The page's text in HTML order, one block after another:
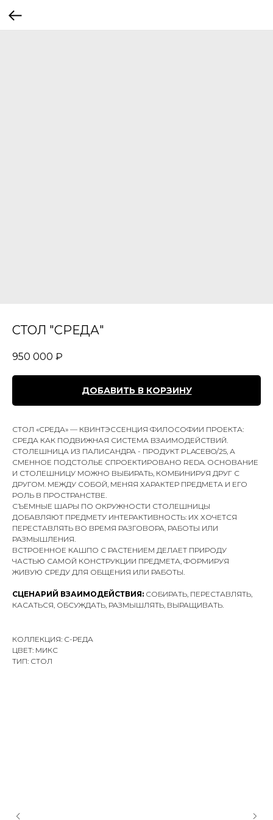
СТОЛ "СРЕДА"
950 000 ₽
ДОБАВИТЬ В КОРЗИНУ
СТОЛ «СРЕДА» — КВИНТЭССЕНЦИЯ ФИЛОСОФИИ ПРОЕКТА:
СРЕДА КАК ПОДВИЖНАЯ СИСТЕМА ВЗАИМОДЕЙСТВИЙ.
СТОЛЕШНИЦА ИЗ ПАЛИСАНДРА - ПРОДУКТ PLACEBO/25, А
СМЕННОЕ ПОДСТОЛЬЕ СПРОЕКТИРОВАНО REDA. ОСНОВАНИЕ
И СТОЛЕШНИЦУ МОЖНО ВЫБИРАТЬ, КОМБИНИРУЯ ДРУГ С
ДРУГОМ. МЕЖДУ СОБОЙ, МЕНЯЯ ХАРАКТЕР ПРЕДМЕТА И ЕГО
РОЛЬ В ПРОСТРАНСТВЕ.
СЪЕМНЫЕ ШАРЫ ПО ОКРУЖНОСТИ СТОЛЕШНИЦЫ
ДОБАВЛЯЮТ ПРЕДМЕТУ ИНТЕРАКТИВНОСТЬ: ИХ ХОЧЕТСЯ
ПЕРЕСТАВЛЯТЬ ВО ВРЕМЯ РАЗГОВОРА, РАБОТЫ ИЛИ
РАЗМЫШЛЕНИЯ.
ВСТРОЕННОЕ КАШПО С РАСТЕНИЕМ ДЕЛАЕТ ПРИРОДУ
ЧАСТЬЮ САМОЙ КОНСТРУКЦИИ ПРЕДМЕТА, ФОРМИРУЯ
ЖИВУЮ СРЕДУ ДЛЯ ОБЩЕНИЯ ИЛИ РАБОТЫ.
СЦЕНАРИЙ ВЗАИМОДЕЙСТВИЯ: СОБИРАТЬ, ПЕРЕСТАВЛЯТЬ,
КАСАТЬСЯ, ОБСУЖДАТЬ, РАЗМЫШЛЯТЬ, ВЫРАЩИВАТЬ.
КОЛЛЕКЦИЯ: С-РЕДА
ЦВЕТ: МИКС
ТИП: СТОЛ